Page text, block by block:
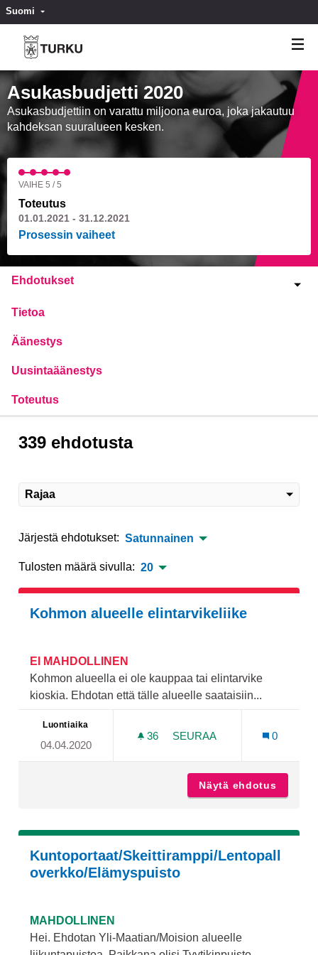
Suomi Valitse kieli
Asukasbudjetti 2020
Asukasbudjettiin on varattu miljoona euroa, joka jakautuu
kahdeksan suuralueen kesken.
VAIHE 5 / 5
Toteutus
01.01.2021 - 31.12.2021
Prosessin vaiheet
Ehdotukset
Tietoa
Äänestys
Uusintaäänestys
Toteutus
339 ehdotusta
Rajaa
Järjestä ehdotukset: Satunnainen
Tulosten määrä sivulla: 20
Kohmon alueelle elintarvikeliike
EI MAHDOLLINEN
Kohmon alueella ei ole kauppaa tai elintarvike
kioskia. Ehdotan että tälle alueelle saataisiin...
Luontiaika
04.04.2020
36 36 SEURAAJAA
SEURAA
0
Näytä ehdotus
Kuntoportaat/Skeittiramppi/Lentopall
overkko/Elämyspuisto
MAHDOLLINEN
Hei. Ehdotan Yli-Maatian/Moision alueelle